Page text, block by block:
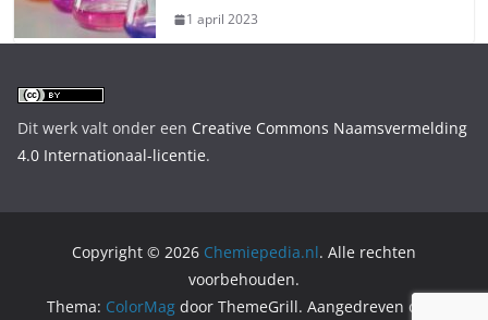
1 april 2023
Dit werk valt onder een Creative Commons Naamsvermelding
4.0 Internationaal-licentie.
Copyright © 2026 Chemiepedia.nl. Alle rechten
voorbehouden.
Thema: ColorMagdoor ThemeGrill. Aangedreven door